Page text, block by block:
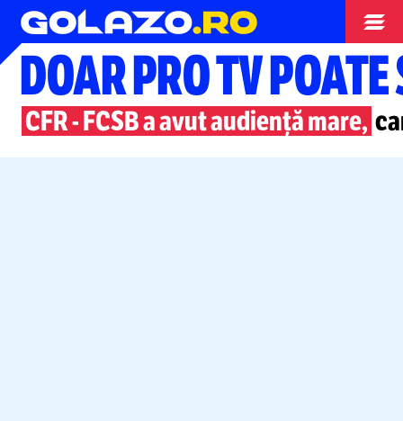
Superliga
DOAR PRO TV
CFR-FCSB a avut audiență mare,